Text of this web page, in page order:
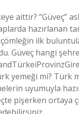
aittir? “Güveç”
hazırlanan
ilk
Güveç hangi
yemeği mi? Türk
uyumuyla
pişerken ortaya